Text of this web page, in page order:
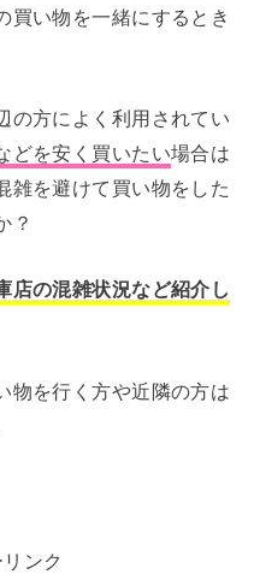
買い物を一緒にするとき
の方によく利用されてい
どを安く買いたい場合は
雑を避けて買い物をした
？
店の混雑状況など紹介し
物を行く方や近隣の方は
ンク